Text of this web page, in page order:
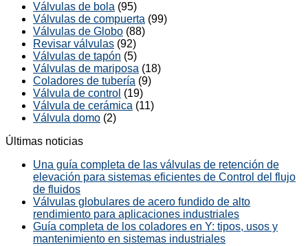
Válvulas de bola (95)
Válvulas de compuerta (99)
Válvulas de Globo (88)
Revisar válvulas (92)
Válvulas de tapón (5)
Válvulas de mariposa (18)
Coladores de tubería (9)
Válvula de control (19)
Válvula de cerámica (11)
Válvula domo (2)
Últimas noticias
Una guía completa de las válvulas de retención de
elevación para sistemas eficientes de Control del flujo
de fluidos
Válvulas globulares de acero fundido de alto
rendimiento para aplicaciones industriales
Guía completa de los coladores en Y: tipos, usos y
mantenimiento en sistemas industriales